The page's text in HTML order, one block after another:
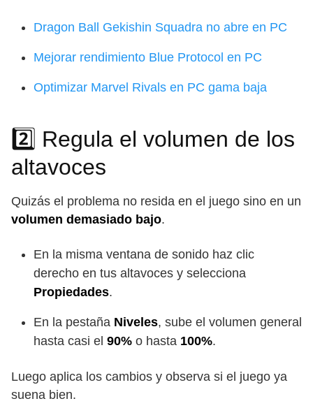
Dragon Ball Gekishin Squadra no abre en PC
Mejorar rendimiento Blue Protocol en PC
Optimizar Marvel Rivals en PC gama baja
2️⃣ Regula el volumen de los
altavoces
Quizás el problema no resida en el juego sino en un
volumen demasiado bajo.
En la misma ventana de sonido haz clic
derecho en tus altavoces y selecciona
Propiedades.
En la pestaña Niveles, sube el volumen general
hasta casi el 90% o hasta 100%.
Luego aplica los cambios y observa si el juego ya
suena bien.